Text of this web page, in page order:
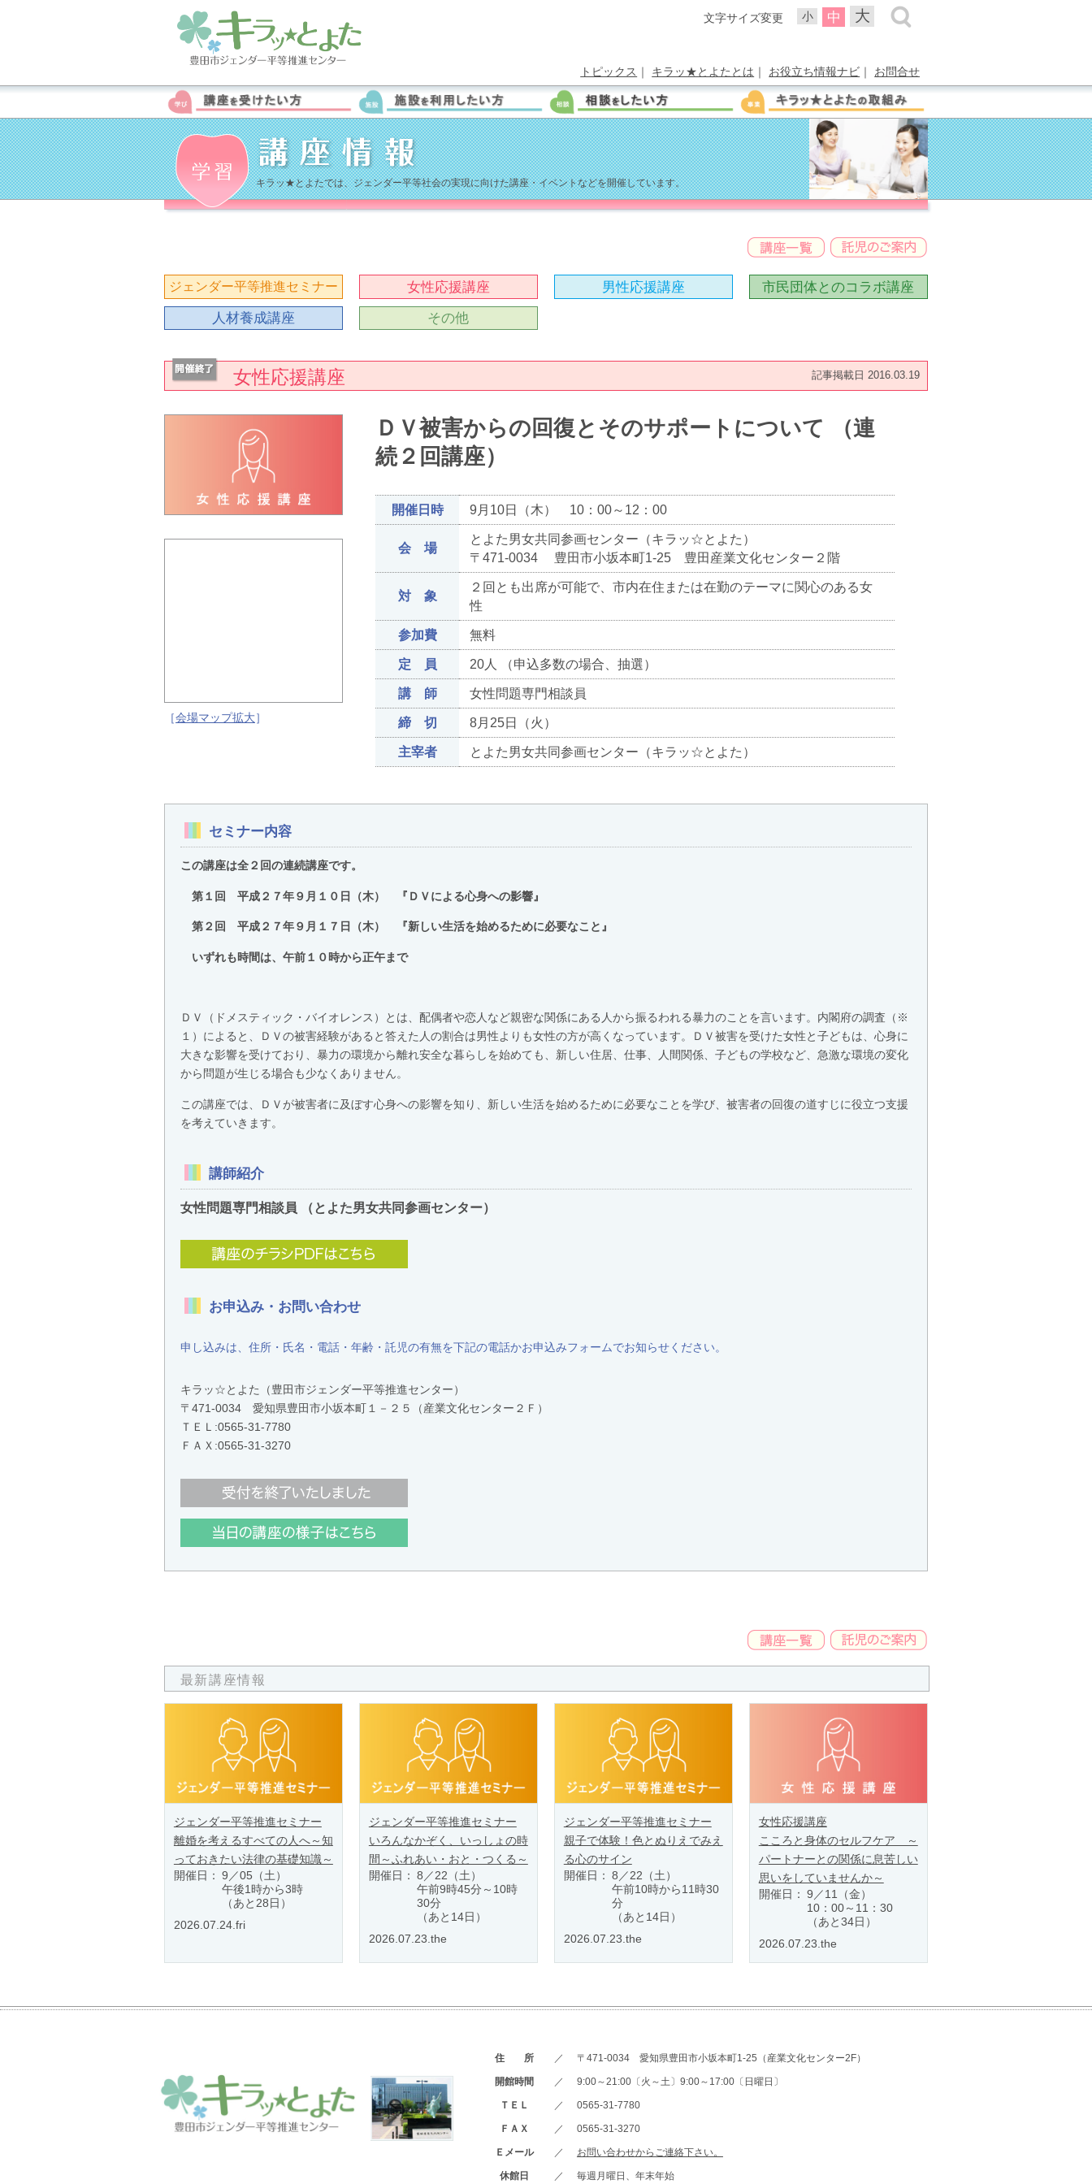
小 中 大
文字サイズ変更
トピックス ｜ キラッ★とよたとは ｜ お役立ち情報ナビ ｜ お問合せ
キラッ★とよたでは、ジェンダー平等社会の実現に向けた講座・イベントなどを開催しています。
ジェンダー平等推進セミナー 女性応援講座 男性応援講座 市民団体とのコラボ講座
人材養成講座
その他
女性応援講座 記事掲載日 2016.03.19
ＤＶ被害からの回復とそのサポートについて （連
続２回講座）
［会場マップ拡大］
開催日時 9月10日（木） 10：00～12：00
会 場
とよた男女共同参画センター（キラッ☆とよた）
〒471-0034 豊田市小坂本町1-25 豊田産業文化センター２階
対 象
２回とも出席が可能で、市内在住または在勤のテーマに関心のある女
性
参加費 無料
定 員 20人 （申込多数の場合、抽選）
講 師 女性問題専門相談員
締 切 8月25日（火）
主宰者 とよた男女共同参画センター（キラッ☆とよた）
セミナー内容
この講座は全２回の連続講座です。
第１回 平成２７年９月１０日（木） 『ＤＶによる心身への影響』
第２回 平成２７年９月１７日（木） 『新しい生活を始めるために必要なこと』
いずれも時間は、午前１０時から正午まで
ＤＶ（ドメスティック・バイオレンス）とは、配偶者や恋人など親密な関係にある人から振るわれる暴力のことを言います。内閣府の調査（※
１）によると、ＤＶの被害経験があると答えた人の割合は男性よりも女性の方が高くなっています。ＤＶ被害を受けた女性と子どもは、心身に
大きな影響を受けており、暴力の環境から離れ安全な暮らしを始めても、新しい住居、仕事、人間関係、子どもの学校など、急激な環境の変化
から問題が生じる場合も少なくありません。
この講座では、ＤＶが被害者に及ぼす心身への影響を知り、新しい生活を始めるために必要なことを学び、被害者の回復の道すじに役立つ支援
を考えていきます。
講師紹介
女性問題専門相談員 （とよた男女共同参画センター）
お申込み・お問い合わせ
申し込みは、住所・氏名・電話・年齢・託児の有無を下記の電話かお申込みフォームでお知らせください。
キラッ☆とよた（豊田市ジェンダー平等推進センター）
〒471-0034 愛知県豊田市小坂本町１－２５（産業文化センター２Ｆ）
ＴＥＬ:0565-31-7780
ＦＡＸ:0565-31-3270
最新講座情報
ジェンダー平等推進セミナー
離婚を考えるすべての人へ～知
っておきたい法律の基礎知識～
開催日： 9／05（土）
午後1時から3時
（あと28日）
2026.07.24.fri
ジェンダー平等推進セミナー
いろんなかぞく、いっしょの時
間～ふれあい・おと・つくる～
開催日： 8／22（土）
午前9時45分～10時
30分
（あと14日）
2026.07.23.the
ジェンダー平等推進セミナー
親子で体験！色とぬりえでみえ
る心のサイン
開催日： 8／22（土）
午前10時から11時30
分
（あと14日）
2026.07.23.the
女性応援講座
こころと身体のセルフケア ～
パートナーとの関係に息苦しい
思いをしていませんか～
開催日： 9／11（金）
10：00～11：30
（あと34日）
2026.07.23.the
住 所 ／ 〒471-0034 愛知県豊田市小坂本町1-25 （産業文化センター2F）
開館時間 ／ 9:00～21:00〔火～土〕9:00～17:00〔日曜日〕
ＴＥＬ ／ 0565-31-7780
ＦＡＸ ／ 0565-31-3270
Ｅメール ／ お問い合わせからご連絡下さい。
休館日 ／ 毎週月曜日、年末年始